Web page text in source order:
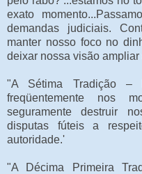
exato
demandas judiciais.
manter nosso foco no
deixar nossa visão
"A Sétima Tradição –
freqüentemente nos
seguramente destruir
disputas fúteis a
autoridade.'
"A Décima Primeira